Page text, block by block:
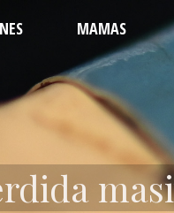
MAMAS
CONTORNEADA
REVISIÓN
AUMENTO
LEVANTAMIENTO
REDUCCIÓN
LIPO
LIPO